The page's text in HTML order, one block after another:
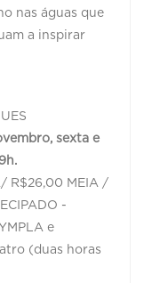
nas águas que
a inspirar
sexta e
R$26,00 MEIA /
-
e
(duas horas